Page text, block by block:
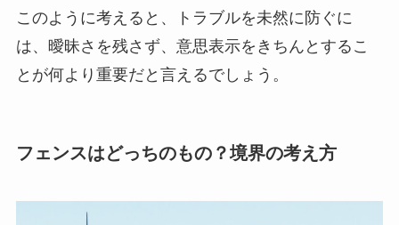
このように考えると、トラブルを未然に防ぐに
は、曖昧さを残さず、意思表示をきちんとするこ
とが何より重要だと言えるでしょう。
フェンスはどっちのもの？境界の考え方